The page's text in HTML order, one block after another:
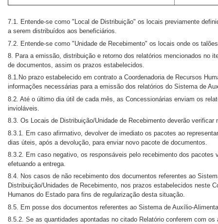
7.1. Entende-se como "Local de Distribuição" os locais previamente
a serem distribuídos aos beneficiários.
7.2. Entende-se como "Unidade de Recebimento" os locais onde os
8. Para a emissão, distribuição e retorno dos relatórios mencionados no
de documentos, assim os prazos estabelecidos.
8.1.No prazo estabelecido em contrato a Coordenadoria de Recursos
informações necessárias para a emissão dos relatórios do Sistema de
8.2. Até o último dia útil de cada mês, as Concessionárias enviam os
invioláveis.
8.3. Os Locais de Distribuição/Unidade de Recebimento deverão
8.3.1. Em caso afirmativo, devolver de imediato os pacotes ao
dias úteis, após a devolução, para enviar novo pacote de documentos.
8.3.2. Em caso negativo, os responsáveis pelo recebimento dos
efetuando a entrega.
8.4. Nos casos de não recebimento dos documentos referentes ao
Distribuição/Unidades de Recebimento, nos prazos estabelecidos neste
Humanos do Estado para fins de regularização desta situação.
8.5. Em posse dos documentos referentes ao Sistema de Auxílio-
8.5.2. Se as quantidades apontadas no citado Relatório conferem com